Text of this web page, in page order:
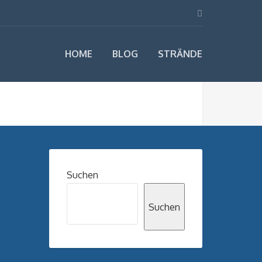
HOME BLOG STRÄNDE
Suchen
Suchen